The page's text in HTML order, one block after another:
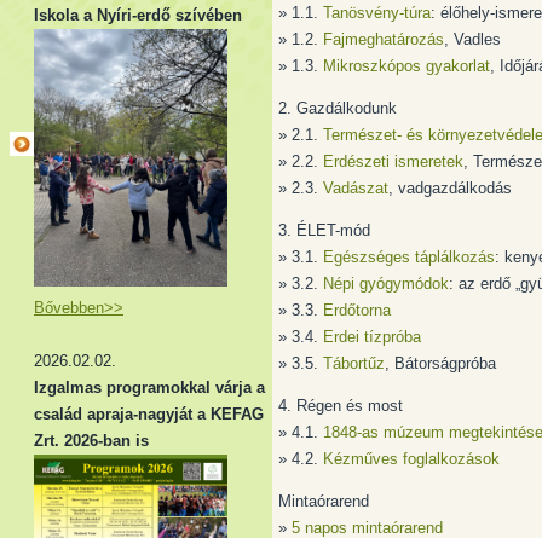
Iskola a Nyíri-erdő szívében
Bővebben>>
2026.02.02.
Izgalmas programokkal várja a
család apraja-nagyját a KEFAG
Zrt. 2026-ban is
» 1.1. Tanösvény-túra: élőhely-
» 1.2. Fajmeghatározás, Vadles
» 1.3. Mikroszkópos gyakorlat,
2. Gazdálkodunk
» 2.1. Természet- és
» 2.2. Erdészeti ismeretek,
» 2.3. Vadászat, vadgazdálkodás
3. ÉLET-mód
» 3.1. Egészséges táplálkozás:
» 3.2. Népi gyógymódok: az erdő
» 3.3. Erdőtorna
» 3.4. Erdei tízpróba
» 3.5. Tábortűz, Bátorságpróba
4. Régen és most
» 4.1. 1848-as múzeum megtekintése
» 4.2. Kézműves foglalkozások
Mintaórarend
» 5 napos mintaórarend